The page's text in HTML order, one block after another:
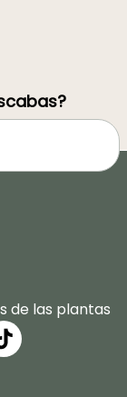
de las plantas